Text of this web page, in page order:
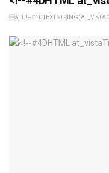
&LT;!--#4DTEXT